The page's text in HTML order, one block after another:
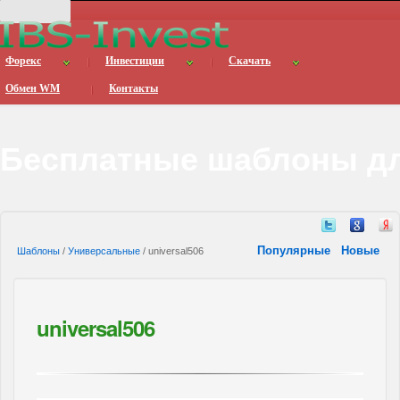
Форекс Инвестиции Скачать
Обмен WM Контакты
Шаблоны / Универсальные / universal506 Популярные Новые
universal506